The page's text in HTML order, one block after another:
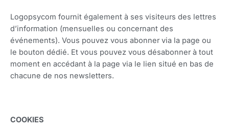
Logopsycom fournit également à ses visiteurs des lettres
d’information (mensuelles ou concernant des
événements). Vous pouvez vous abonner via la page ou
le bouton dédié. Et vous pouvez vous désabonner à tout
moment en accédant à la page via le lien situé en bas de
chacune de nos newsletters.
COOKIES